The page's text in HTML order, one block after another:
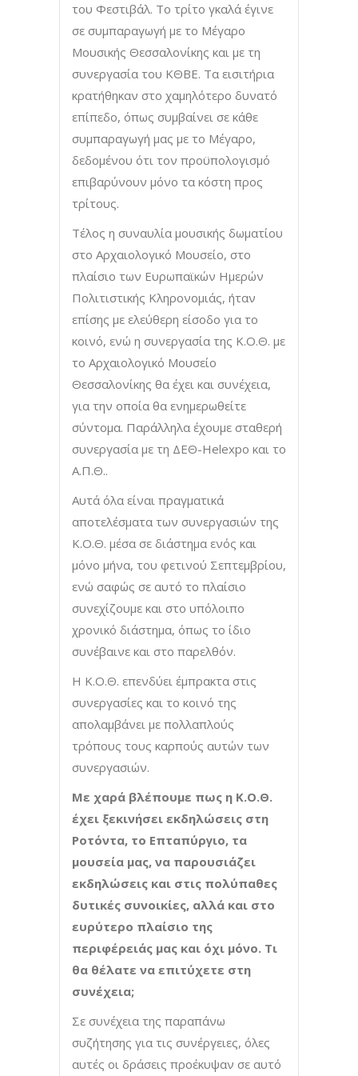
του Φεστιβάλ. Το τρίτο γκαλά έγινε
σε συμπαραγωγή με το Μέγαρο
Μουσικής Θεσσαλονίκης και με τη
συνεργασία του ΚΘΒΕ. Τα εισιτήρια
κρατήθηκαν στο χαμηλότερο δυνατό
επίπεδο, όπως συμβαίνει σε κάθε
συμπαραγωγή μας με το Μέγαρο,
δεδομένου ότι τον προϋπολογισμό
επιβαρύνουν μόνο τα κόστη προς
τρίτους.
Τέλος η συναυλία μουσικής δωματίου
στο Αρχαιολογικό Μουσείο, στο
πλαίσιο των Ευρωπαϊκών Ημερών
Πολιτιστικής Κληρονομιάς, ήταν
επίσης με ελεύθερη είσοδο για το
κοινό, ενώ η συνεργασία της Κ.Ο.Θ. με
το Αρχαιολογικό Μουσείο
Θεσσαλονίκης θα έχει και συνέχεια,
για την οποία θα ενημερωθείτε
σύντομα. Παράλληλα έχουμε σταθερή
συνεργασία με τη ΔΕΘ-Helexpo και το
Α.Π.Θ..
Αυτά όλα είναι πραγματικά
αποτελέσματα των συνεργασιών της
Κ.Ο.Θ. μέσα σε διάστημα ενός και
μόνο μήνα, του φετινού Σεπτεμβρίου,
ενώ σαφώς σε αυτό το πλαίσιο
συνεχίζουμε και στο υπόλοιπο
χρονικό διάστημα, όπως το ίδιο
συνέβαινε και στο παρελθόν.
Η Κ.Ο.Θ. επενδύει έμπρακτα στις
συνεργασίες και το κοινό της
απολαμβάνει με πολλαπλούς
τρόπους τους καρπούς αυτών των
συνεργασιών.
Με χαρά βλέπουμε πως η Κ.Ο.Θ.
έχει ξεκινήσει εκδηλώσεις στη
Ροτόντα, το Επταπύργιο, τα
μουσεία μας, να παρουσιάζει
εκδηλώσεις και στις πολύπαθες
δυτικές συνοικίες, αλλά και στο
ευρύτερο πλαίσιο της
περιφέρειάς μας και όχι μόνο. Τι
θα θέλατε να επιτύχετε στη
συνέχεια;
Σε συνέχεια της παραπάνω
συζήτησης για τις συνέργειες, όλες
αυτές οι δράσεις προέκυψαν σε αυτό